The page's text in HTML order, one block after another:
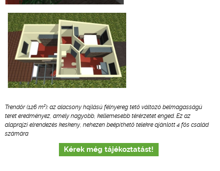
Trendőr (126 m2): az alacsony hajlású félnyereg tető változó belmagasságú
teret eredményez, amely nagyobb, kellemesebb térérzetet enged. Ez az
alaprajzi elrendezés keskeny, nehezen beépíthető telekre ajánlott 4 fős család
számára
Kérek még tájékoztatást!